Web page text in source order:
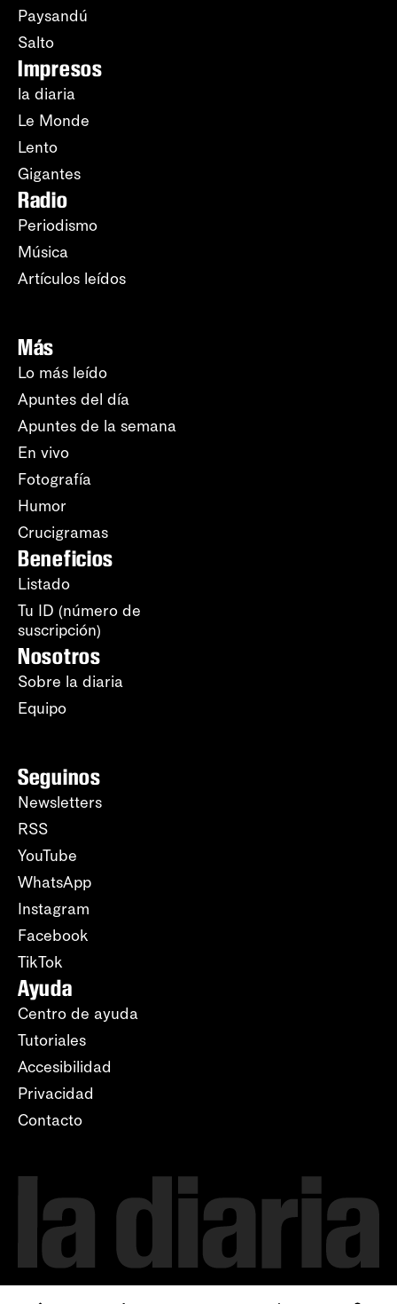
Paysandú
Salto
Impresos
la diaria
Le Monde
Lento
Gigantes
Radio
Periodismo
Música
Artículos leídos
Más
Lo más leído
Apuntes del día
Apuntes de la semana
En vivo
Fotografía
Humor
Crucigramas
Beneficios
Listado
Tu ID (número de
suscripción)
Nosotros
Sobre la diaria
Equipo
Seguinos
Newsletters
RSS
YouTube
WhatsApp
Instagram
Facebook
TikTok
Ayuda
Centro de ayuda
Tutoriales
Accesibilidad
Privacidad
Contacto